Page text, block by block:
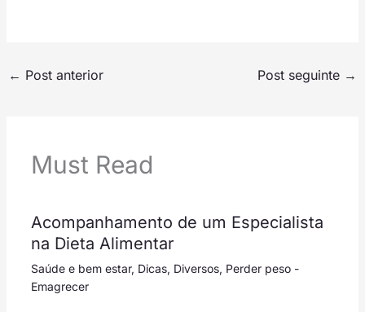
← Post anterior Post seguinte →
Must Read
Acompanhamento de um Especialista
na Dieta Alimentar
Saúde e bem estar, Dicas, Diversos, Perder peso -
Emagrecer